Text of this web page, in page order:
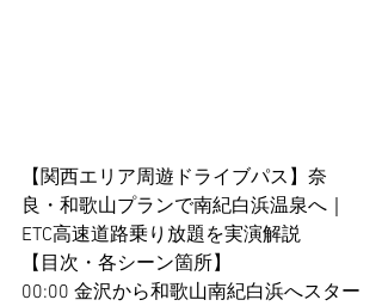
【関西エリア周遊ドライブパス】奈
良・和歌山プランで南紀白浜温泉へ｜
ETC高速道路乗り放題を実演解説
【目次・各シーン箇所】
00:00 金沢から和歌山南紀白浜へスター